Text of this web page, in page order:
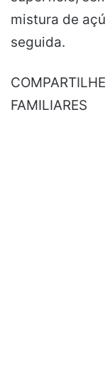
mistura de
seguida.
FAMILIARES